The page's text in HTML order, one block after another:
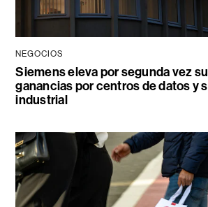
NEGOCIOS
Siemens eleva por segunda vez
ganancias por centros de datos y
industrial